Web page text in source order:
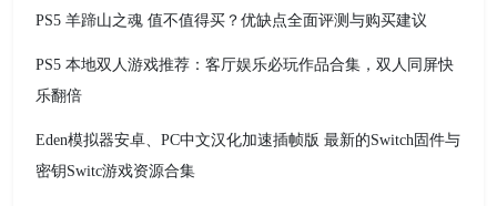
PS5 羊蹄山之魂 值不值得买？优缺点全面评测与购买建议
PS5 本地双人游戏推荐：客厅娱乐必玩作品合集，双人同屏快
乐翻倍
Eden模拟器安卓、PC中文汉化加速插帧版 最新的Switch固件与
密钥Switc游戏资源合集